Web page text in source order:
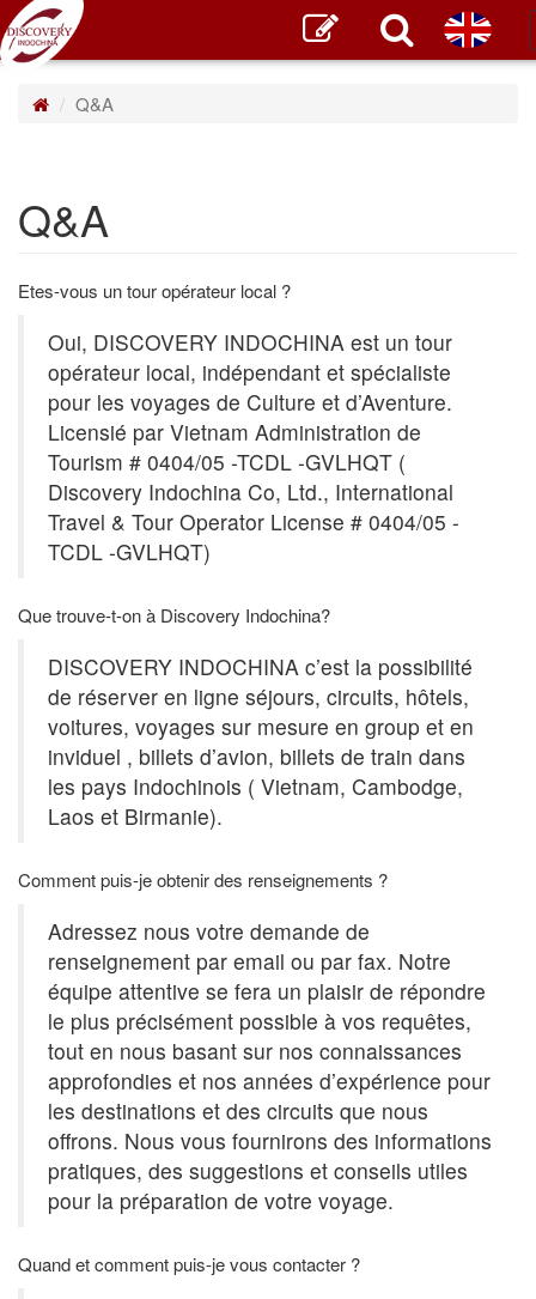
Q&A
Q&A
Etes-vous un tour opérateur local ?
Oui, DISCOVERY INDOCHINA est un tour
opérateur local, indépendant et spécialiste
pour les voyages de Culture et d’Aventure.
Licensié par Vietnam Administration de
Tourism # 0404/05 -TCDL -GVLHQT (
Discovery Indochina Co, Ltd., International
Travel & Tour Operator License # 0404/05 -
TCDL -GVLHQT)
Que trouve-t-on à Discovery Indochina?
DISCOVERY INDOCHINA c’est la possibilité
de réserver en ligne séjours, circuits, hôtels,
voitures, voyages sur mesure en group et en
inviduel , billets d’avion, billets de train dans
les pays Indochinois ( Vietnam, Cambodge,
Laos et Birmanie).
Comment puis-je obtenir des renseignements ?
Adressez nous votre demande de
renseignement par email ou par fax. Notre
équipe attentive se fera un plaisir de répondre
le plus précisément possible à vos requêtes,
tout en nous basant sur nos connaissances
approfondies et nos années d’expérience pour
les destinations et des circuits que nous
offrons. Nous vous fournirons des informations
pratiques, des suggestions et conseils utiles
pour la préparation de votre voyage.
Quand et comment puis-je vous contacter ?